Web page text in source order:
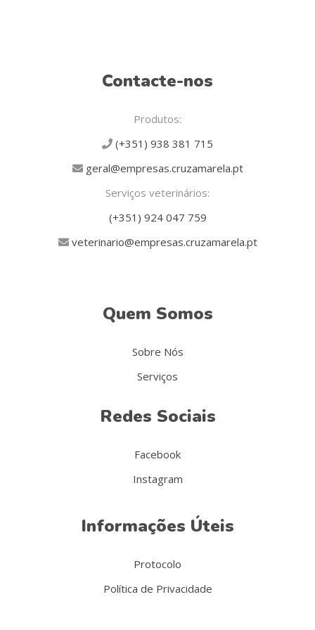
Contacte-nos
Produtos:
(+351) 938 381 715
geral@empresas.cruzamarela.pt
Serviços veterinários:
(+351) 924 047 759
veterinario@empresas.cruzamarela.pt
Quem Somos
Sobre Nós
Serviços
Redes Sociais
Facebook
Instagram
Informações Úteis
Protocolo
Política de Privacidade